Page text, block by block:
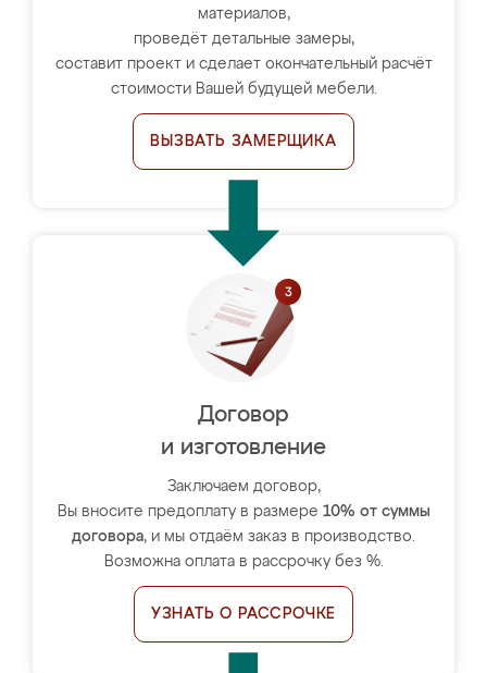
материалов,
проведёт детальные замеры,
составит проект и сделает окончательный расчёт
стоимости Вашей будущей мебели.
ВЫЗВАТЬ ЗАМЕРЩИКА
Договор
и изготовление
Заключаем договор,
Вы вносите предоплату в размере 10% от суммы
договора, и мы отдаём заказ в производство.
Возможна оплата в рассрочку без %.
УЗНАТЬ О РАССРОЧКЕ